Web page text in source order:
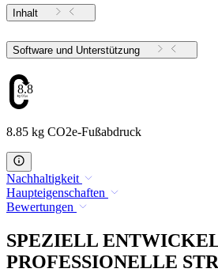
Inhalt
Software und Unterstützung
8.85
8.85 kg CO2e-Fußabdruck
Nachhaltigkeit
Haupteigenschaften
Bewertungen
SPEZIELL
PROFESSIONELLE